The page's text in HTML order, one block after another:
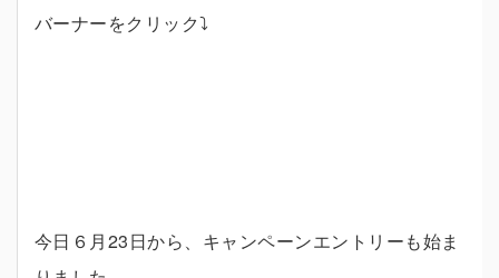
バーナーをクリック⤵
今日６月23日から、キャンペーンエントリーも始ま